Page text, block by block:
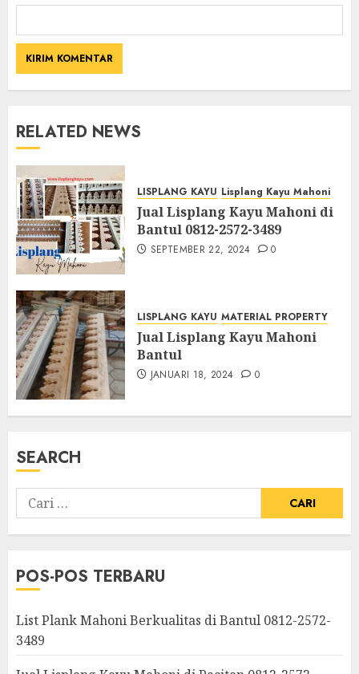
RELATED NEWS
LISPLANG KAYU Lisplang Kayu Mahoni
Jual Lisplang Kayu Mahoni di
Bantul 0812-2572-3489
SEPTEMBER 22, 2024 0
LISPLANG KAYU MATERIAL PROPERTY
Jual Lisplang Kayu Mahoni
Bantul
JANUARI 18, 2024 0
SEARCH
POS-POS TERBARU
List Plank Mahoni Berkualitas di Bantul 0812-2572-
3489